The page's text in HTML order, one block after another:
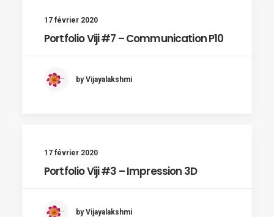
17 février 2020
Portfolio Viji #7 – Communication P10
by Vijayalakshmi
17 février 2020
Portfolio Viji #3 – Impression 3D
by Vijayalakshmi